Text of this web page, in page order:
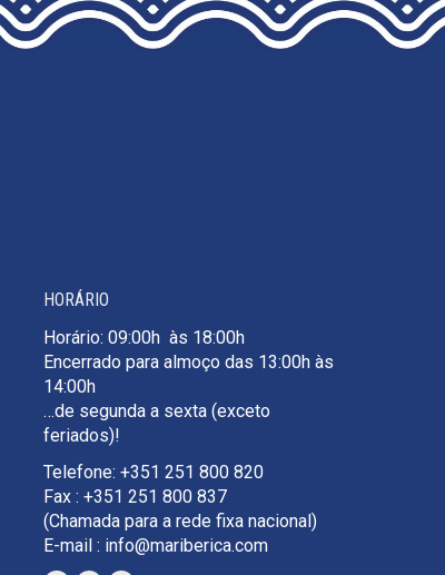
HORÁRIO
Horário: 09:00h às 18:00h
Encerrado para almoço das 13:00h às
14:00h
…de segunda a sexta (exceto
feriados)!
Telefone: +351 251 800 820
Fax : +351 251 800 837
(Chamada para a rede fixa nacional)
E-mail : info@mariberica.com